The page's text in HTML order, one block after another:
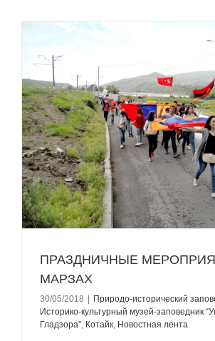
ПРАЗДНИЧНЫЕ
МАРЗАХ
30/05/2018 Природо-исторический
Историко-культурный музей-заповедник
Гладзорa”, Котайк, Новостная лента